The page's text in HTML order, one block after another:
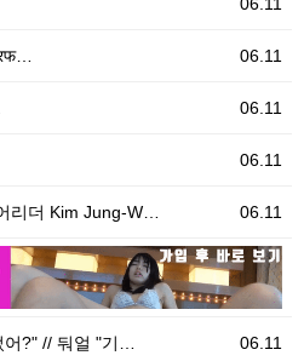
06.11
06.11
06.11
06.11
리더 Kim Jung-W…
06.11
06.11
?" // 둬얼 "기…